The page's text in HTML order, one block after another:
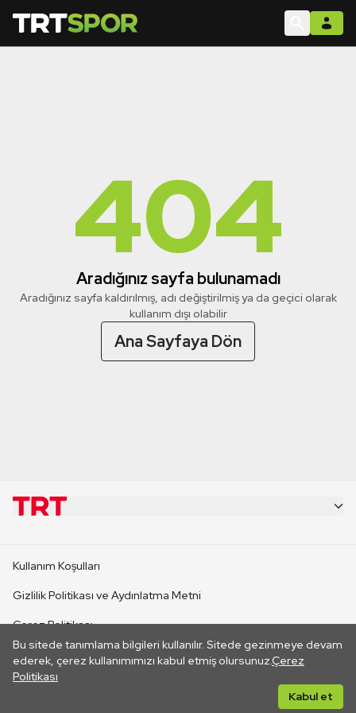
404
Aradığınız sayfa bulunamadı
Aradığınız sayfa kaldırılmış, adı değiştirilmiş ya da geçici olarak
kullanım dışı olabilir
Ana Sayfaya Dön
Bu sitede tanımlama bilgileri kullanılır. Sitede gezinmeye devam
ederek, çerez kullanımımızı kabul etmiş olursunuz.Çerez
Politikası
Kabul et
CANLI YAYINLAR
Kullanım Koşulları
Gizlilik Politikası ve Aydınlatma Metni
Çerez Politikası
İletişim
Her hakkı saklıdır. ©2026 TRT. Bağlantı yoluyla gidilen dış